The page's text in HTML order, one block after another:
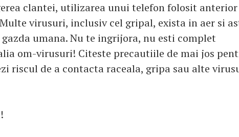
clantei, utilizarea unui telefon folosit anterior
virusuri, inclusiv cel gripal, exista in aer si
umana. Nu te ingrijora, nu esti complet
om-virusuri! Citeste precautiile de mai jos
riscul de a contacta raceala, gripa sau alte